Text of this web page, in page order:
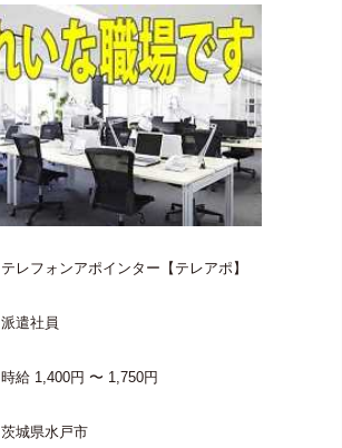
テレフォンアポインター【テレアポ】
派遣社員
時給 1,400円 〜 1,750円
茨城県水戸市